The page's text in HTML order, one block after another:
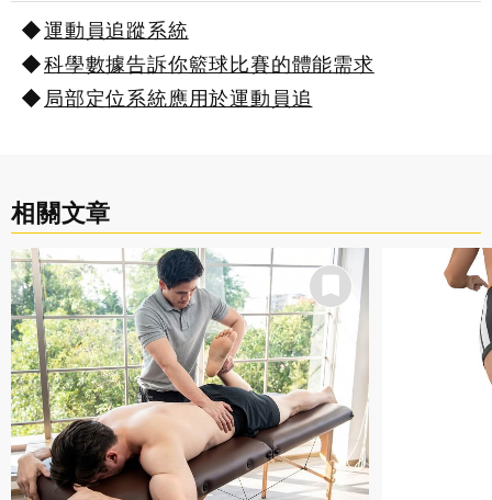
運動員追蹤系統
科學數據告訴你籃球比賽的體能需求
局部定位系統應用於運動員追
相關文章